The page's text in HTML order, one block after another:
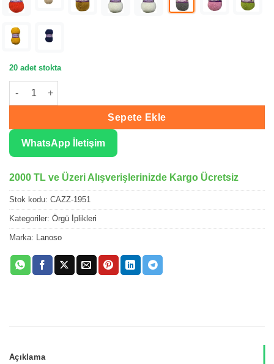
20 adet stokta
Lanoso Cazz Koyu Gri Örgü İpliği 1951 adet
Sepete Ekle
WhatsApp İletişim
2000 TL ve Üzeri Alışverişlerinizde Kargo Ücretsiz
Stok kodu: CAZZ-1951
Kategoriler: Örgü İplikleri
Marka: Lanoso
Açıklama